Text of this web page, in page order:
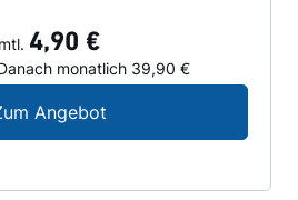
mtl. 4,90 €
monatlich 39,90 €
AngebotDigital-Angebot für